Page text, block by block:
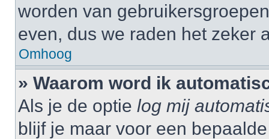
worden van
even, dus we raden het zeker
Omhoog
» Waarom word ik
Als je de optie log mij
blijf je maar voor een